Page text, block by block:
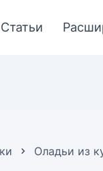
Статьи
Оладьи из